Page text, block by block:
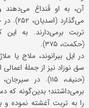
آن، به او قَنداغ
تربت برمی‌دارند. به این
(حکمت، ۳۷۵).
در ایل بیرانوند، ملاج
سق نوزاد نیز از‌ جملۀ
(حنیف، ۱۱۵). در
برمی‌داشتند؛ بدین‌گونه
را به تربت آغشته نموده